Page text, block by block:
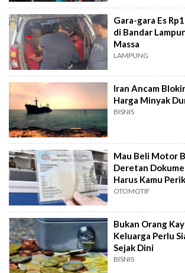
Gara-gara Es
di Bandar
Massa
LAMPUNG
Iran Ancam
Harga Minyak
BISNIS
Mau Beli Motor
Deretan
Harus Kamu
Ketipu
OTOMOTIF
Bukan Orang
Keluarga Perlu
Sejak Dini
BISNIS